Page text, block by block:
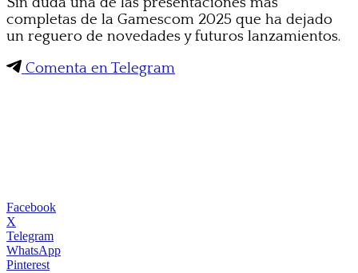
completas de la Gamescom 2025 que ha dejado
un reguero de novedades y futuros lanzamientos.
Comenta en Telegram
Facebook
X
Telegram
WhatsApp
Pinterest